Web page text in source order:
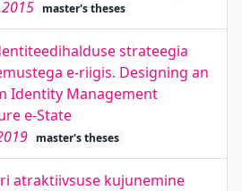
master's theses
strateegia
e-riigis. Designing an
Identity Management
e-State
master's theses
atraktiivsuse kujunemine